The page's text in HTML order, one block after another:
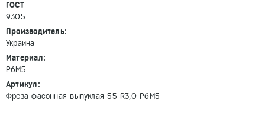
ГОСТ
9305
Производитель:
Украина
Материал:
Р6М5
Артикул:
Фреза фасонная выпуклая 55 R3,0 Р6М5